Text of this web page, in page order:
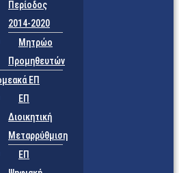
Περίοδος
2014-2020
Μητρώο
Προμηθευτών
ΕΠ
ΕΠ
Διοικητική
Μεταρρύθμιση
ΕΠ